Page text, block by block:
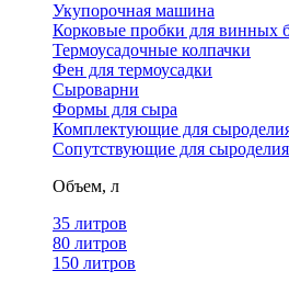
Укупорочная машина
Корковые пробки для винных
Термоусадочные колпачки
Фен для термоусадки
Сыроварни
Формы для сыра
Комплектующие для
Сопутствующие для сыроделия
Объем, л
35 литров
80 литров
150 литров